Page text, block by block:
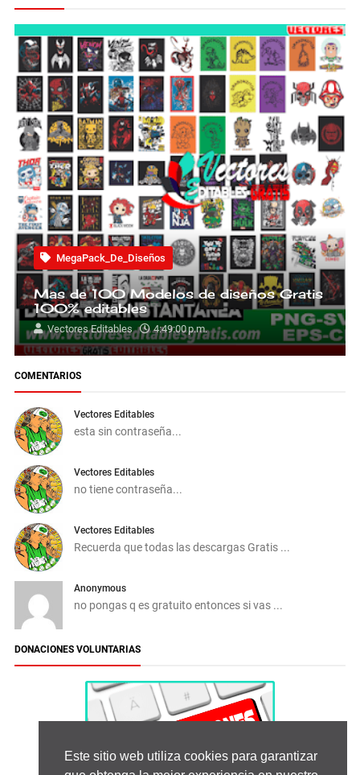
Este sitio web utiliza cookies para garantizar
MegaPack_De_Diseños
Mas de 100 Modelos de diseños Gratis
100% editables
Vectores Editables 4:49:00 p.m.
COMENTARIOS
Vectores Editables
esta sin contraseña...
Vectores Editables
no tiene contraseña...
Vectores Editables
Recuerda que todas las descargas Gratis ...
Anonymous
no pongas q es gratuito entonces si vas ...
DONACIONES VOLUNTARIAS